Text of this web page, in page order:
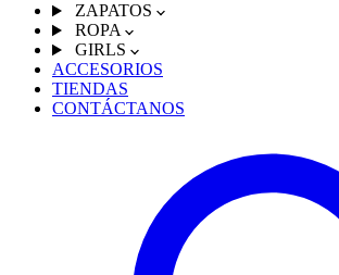
ZAPATOS
ROPA
GIRLS
ACCESORIOS
TIENDAS
CONTÁCTANOS